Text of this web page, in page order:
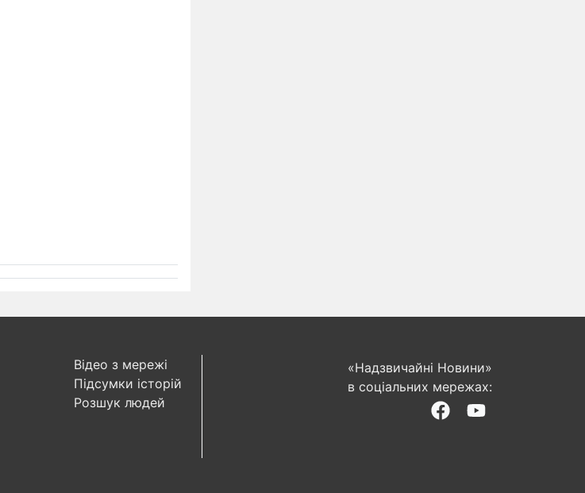
Відео з мережі
Підсумки історій
Розшук людей
«Надзвичайні Новини»
в соціальних мережах: